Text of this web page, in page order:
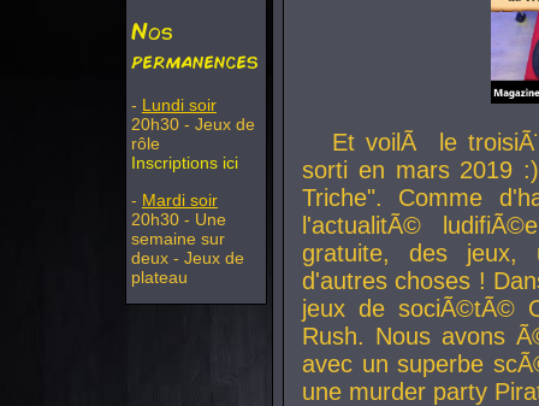
Nos
permanences
- Lundi soir
20h30 - Jeux de
rôle
Inscriptions ici
- Mardi soir
20h30 - Une
semaine sur
deux - Jeux de
plateau
Et voilÃ le
sorti en mars 2019
Triche". Comme
l'actualitÃ©
gratuite, des jeux,
d'autres choses !
jeux de sociÃ©tÃ©
Rush. Nous avons
avec un superbe
une murder party